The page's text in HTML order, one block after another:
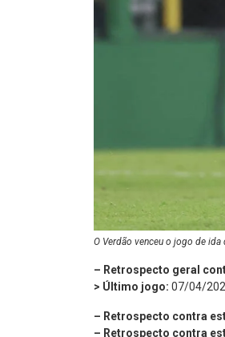
O Verdão venceu o jogo de
– Retrospecto geral
> Último jogo: 07/04/
– Retrospecto contra
– Retrospecto contra